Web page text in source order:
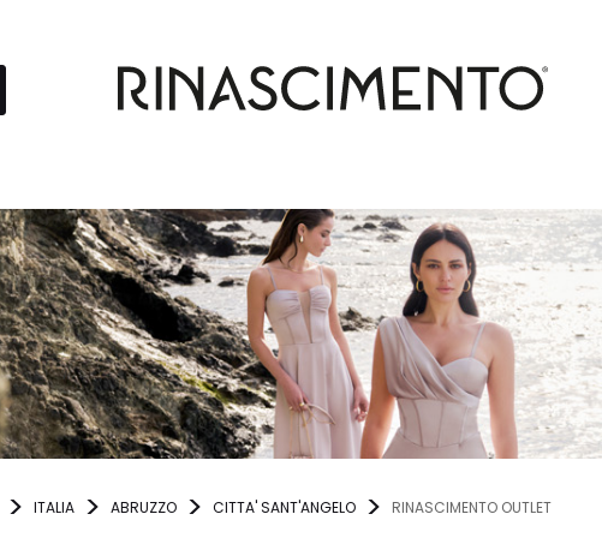
ITALIA ABRUZZO CITTA' SANT'ANGELO RINASCIMENTO OUTLET